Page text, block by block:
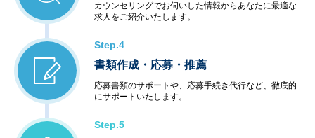
カウンセリングでお伺いした情報からあなたに最適な
求人をご紹介いたします。
Step.4
書類作成・応募・推薦
応募書類のサポートや、応募手続き代行など、徹底的
にサポートいたします。
Step.5